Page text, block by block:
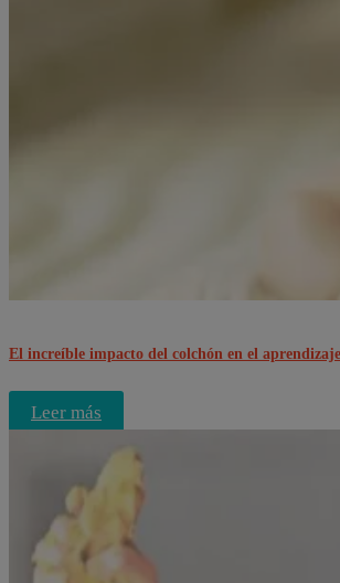
El increíble impacto del colchón en el
Leer más